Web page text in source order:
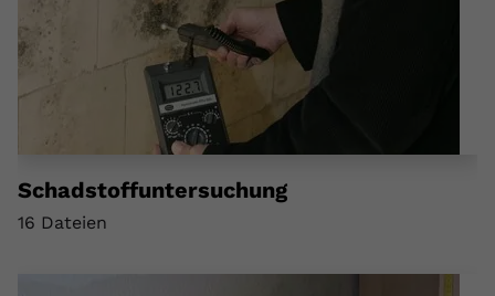
Schadstoffuntersuchung
16 Dateien